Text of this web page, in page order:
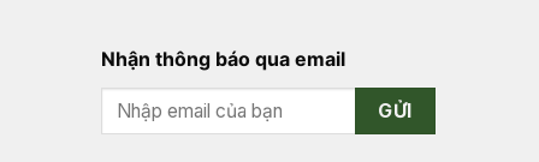
Nhận thông báo qua email
GỬI